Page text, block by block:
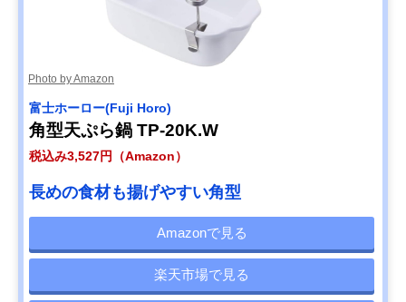
Photo by Amazon
‎富士ホーロー(Fuji Horo)
角型天ぷら鍋 TP-20K.W
税込み3,527円（Amazon）
長めの食材も揚げやすい角型
Amazonで見る
楽天市場で見る